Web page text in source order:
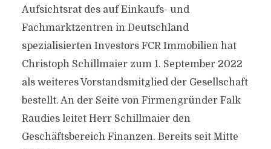
Aufsichtsrat des auf Einkaufs- und
Fachmarktzentren in Deutschland
spezialisierten Investors FCR Immobilien hat
Christoph Schillmaier zum 1. September 2022
als weiteres Vorstandsmitglied der Gesellschaft
bestellt. An der Seite von Firmengründer Falk
Raudies leitet Herr Schillmaier den
Geschäftsbereich Finanzen. Bereits seit Mitte